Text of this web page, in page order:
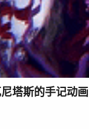
塔斯的手记动画